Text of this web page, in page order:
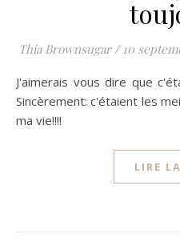
Thia Brownsugar / 10
J'aimerais vous dire que c'était bon mais je ne peux pas.
Sincèrement: c'étaient les
ma vie!!!!
LIRE